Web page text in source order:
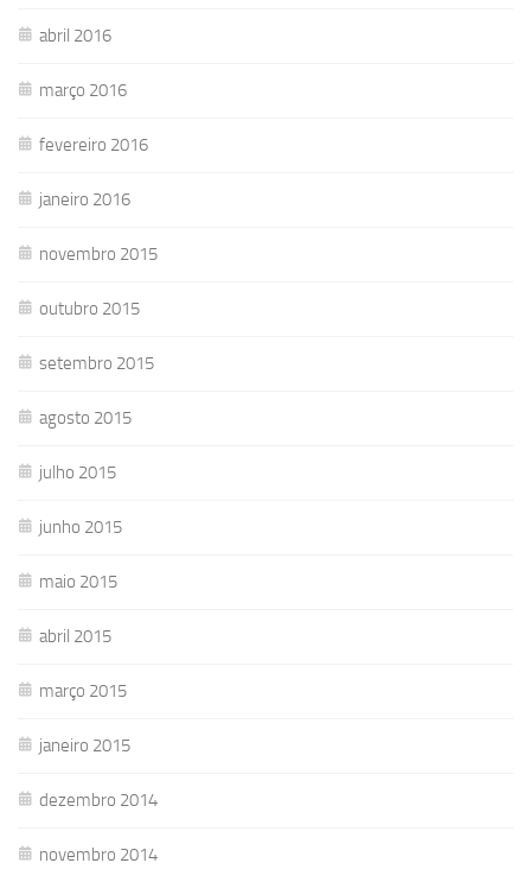
abril 2016
março 2016
fevereiro 2016
janeiro 2016
novembro 2015
outubro 2015
setembro 2015
agosto 2015
julho 2015
junho 2015
maio 2015
abril 2015
março 2015
janeiro 2015
dezembro 2014
novembro 2014